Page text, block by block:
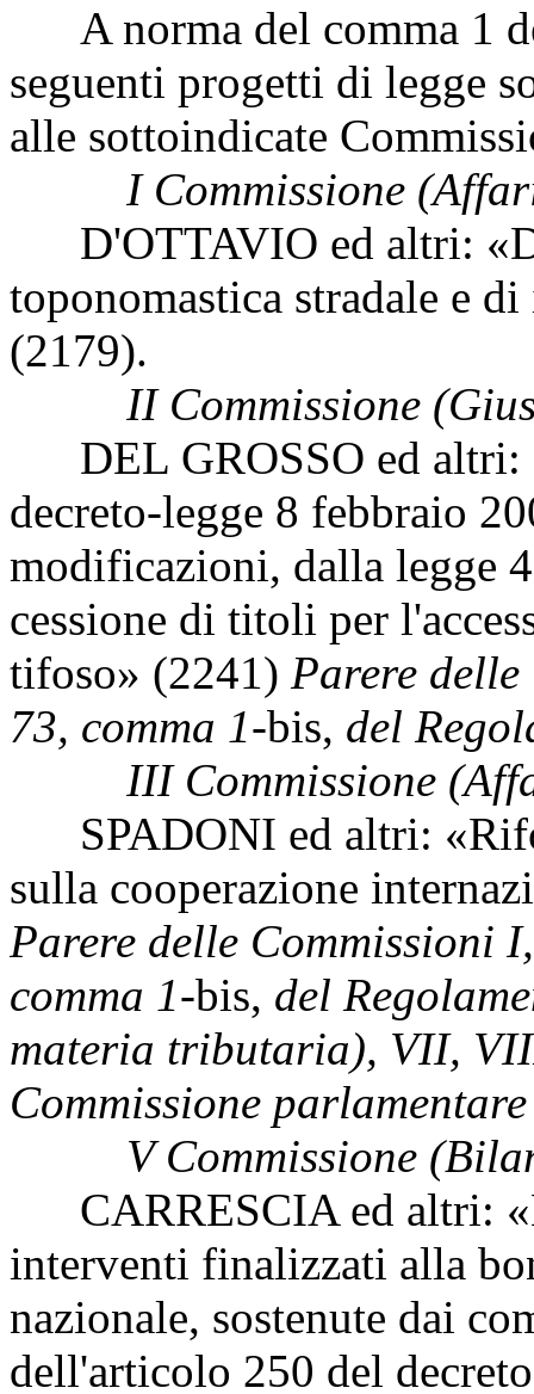
A norma del comma 1
seguenti progetti di legge
alle sottoindicate
I Commissione
D'OTTAVIO ed altri:
toponomastica stradale e
(2179).
II Commissione
DEL GROSSO ed altri:
decreto-legge 8 febbraio
modificazioni, dalla legge
cessione di titoli per
tifoso» (2241) Parere
73, comma 1-bis, del
III Commissione
SPADONI ed altri:
sulla cooperazione
Parere delle Commissioni
comma 1-bis, del
materia tributaria), VII,
Commissione
V Commissione
CARRESCIA ed altri:
interventi finalizzati alla
nazionale, sostenute dai
dell'articolo 250 del